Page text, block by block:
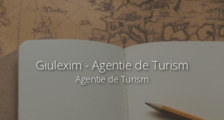
Giulexim - Agentie de Turism
Agentie de Turism